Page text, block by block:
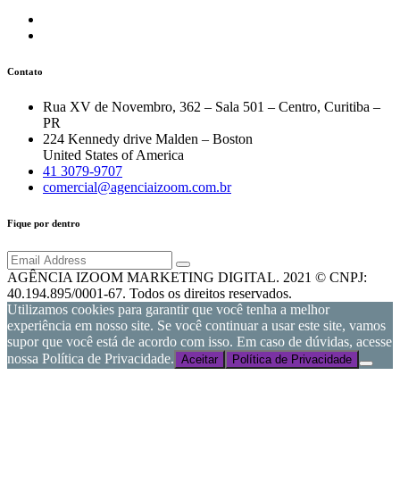
Contato
Rua XV de Novembro, 362 – Sala 501 – Centro, Curitiba –
PR
224 Kennedy drive Malden – Boston
United States of America
41 3079-9707
comercial@agenciaizoom.com.br
Fique por dentro
AGÊNCIA IZOOM MARKETING DIGITAL. 2021 © CNPJ:
40.194.895/0001-67. Todos os direitos reservados.
Utilizamos cookies para garantir que você tenha a melhor
experiência em nosso site. Se você continuar a usar este site, vamos
supor que você está de acordo com isso. Em caso de dúvidas, acesse
nossa Política de Privacidade. Aceitar Política de Privacidade